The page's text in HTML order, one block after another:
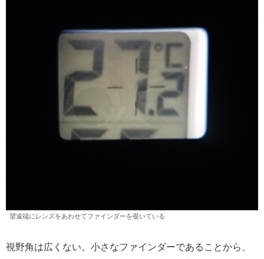
望遠端にレンズをあわせてファインダーを覗いている
視野角は広くない。小さなファインダーであることから、